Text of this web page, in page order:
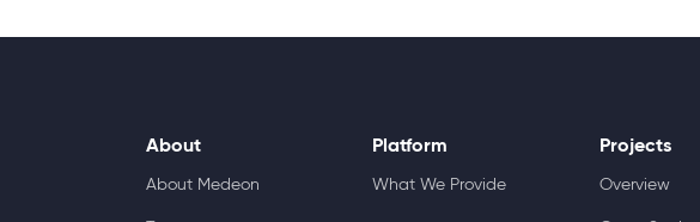
About
About Medeon
Platform
What We Provide
Projects
Overview